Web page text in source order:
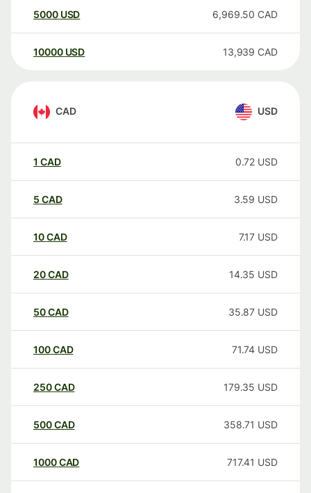
5000 USD 6,969.50 CAD
10000 USD 13,939 CAD
CAD USD
1 CAD 0.72 USD
5 CAD 3.59 USD
10CAD 7.17 USD
20CAD 14.35 USD
50CAD 35.87 USD
100CAD 71.74 USD
250CAD 179.35 USD
500CAD 358.71 USD
1000CAD 717.41 USD